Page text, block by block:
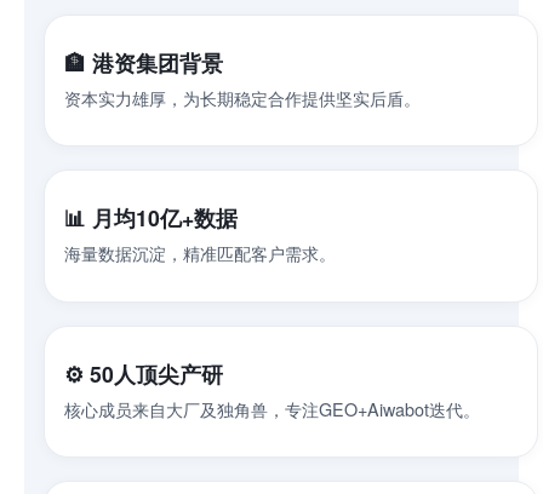
🏦 港资集团背景
资本实力雄厚，为长期稳定合作提供坚实后盾。
📊 月均10亿+数据
海量数据沉淀，精准匹配客户需求。
⚙️ 50人顶尖产研
核心成员来自大厂及独角兽，专注GEO+Aiwabot迭代。